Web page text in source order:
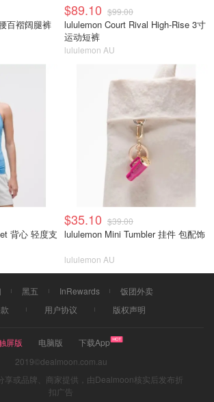
百褶阔腿裤
$89.10 $99.00
lululemon Court Rival High-Rise 3寸
运动短裤
lululemon AU
背心 轻度支
$35.10 $39.00
lululemon Mini Tumbler 挂件 包配饰
lululemon AU
黑五 InRewards
饭团外卖
用户协议 版权声明
屏版 电脑版
下载App
2019©dealmoon.com.au
享或品牌、商家提供，由Dealmoon核实后发布折
扣广告